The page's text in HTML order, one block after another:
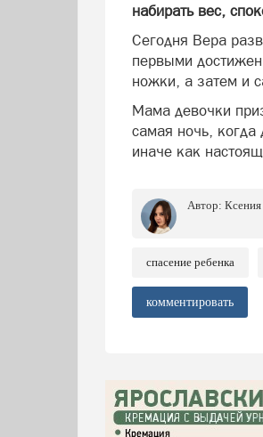
набирать вес,
Сегодня Вера
первыми
ножки, а затем и
Мама девочки
самая ночь,
иначе как
Автор:
спасение ребенка
комментировать